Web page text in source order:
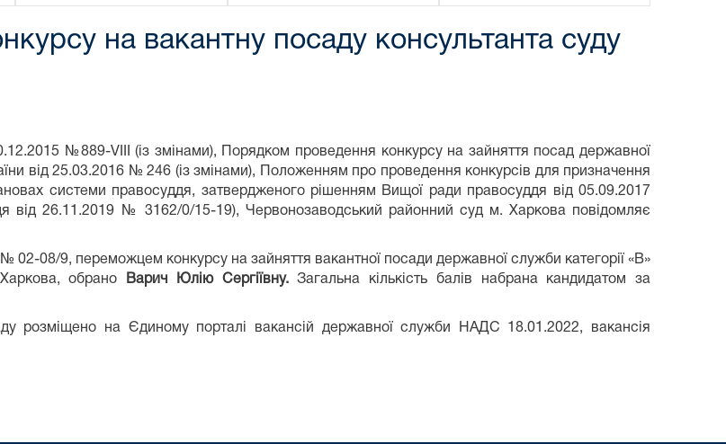
на вакантну посаду консультанта суду
№889-VIII (із змінами), Порядком проведення конкурсу на зайняття посад державної
від 25.03.2016 № 246 (із змінами), Положенням про проведення конкурсів для призначення
системи правосуддя, затвердженого рішенням Вищої ради правосуддя від 05.09.2017
від 26.11.2019 № 3162/0/15-19), Червонозаводський районний суд м. Харкова повідомляє
02-08/9, переможцем конкурсу на зайняття вакантної посади державної служби категорії «В»
обрано
Варич Юлію Сергіївну.Загальна кількість балів набрана кандидатом за
розміщено на Єдиному порталі вакансій державної служби НАДС 18.01.2022, вакансія